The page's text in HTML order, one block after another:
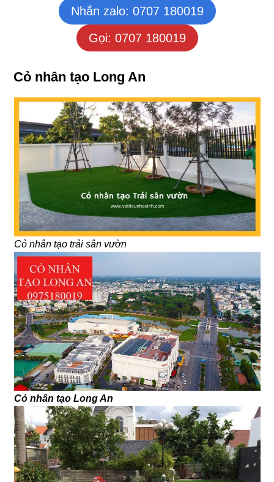
Nhắn zalo: 0707 180019
Gọi: 0707 180019
Cỏ nhân tạo Long An
Cỏ nhân tạo trải sân vườn
Cỏ nhân tạo Long An